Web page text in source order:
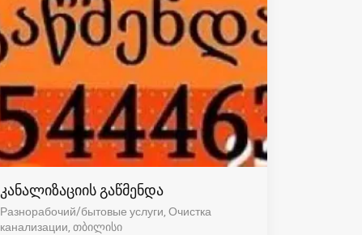
კანალიზაციის გაწმენდა
Разнорабочий/бытовые услуги, Очистка
канализации თბილისი